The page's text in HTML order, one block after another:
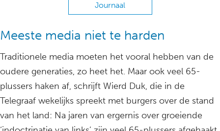
Journaal
Meeste media niet te harden
Traditionele media moeten het vooral hebben van de
oudere generaties, zo heet het. Maar ook veel 65-
plussers haken af, schrijft Wierd Duk, die in de
Telegraaf wekelijks spreekt met burgers over de stand
van het land: Na jaren van ergernis over groeiende